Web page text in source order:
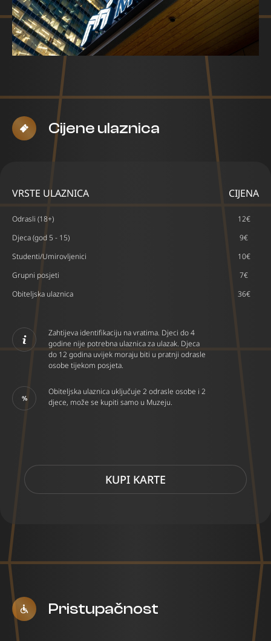
Cijene ulaznica
VRSTE ULAZNICA
Odrasli (18+)
Djeca (god 5 - 15)
Studenti/Umirovljenici
Grupni posjeti
Obiteljska ulaznica
CIJENA
12€
9€
10€
7€
36€
Zahtijeva identifikaciju na vratima. Djeci do 4
godine nije potrebna ulaznica za ulazak. Djeca
do 12 godina uvijek moraju biti u pratnji odrasle
osobe tijekom posjeta.
Obiteljska ulaznica uključuje 2 odrasle osobe i 2
djece, može se kupiti samo u Muzeju.
KUPI KARTE
Pristupačnost